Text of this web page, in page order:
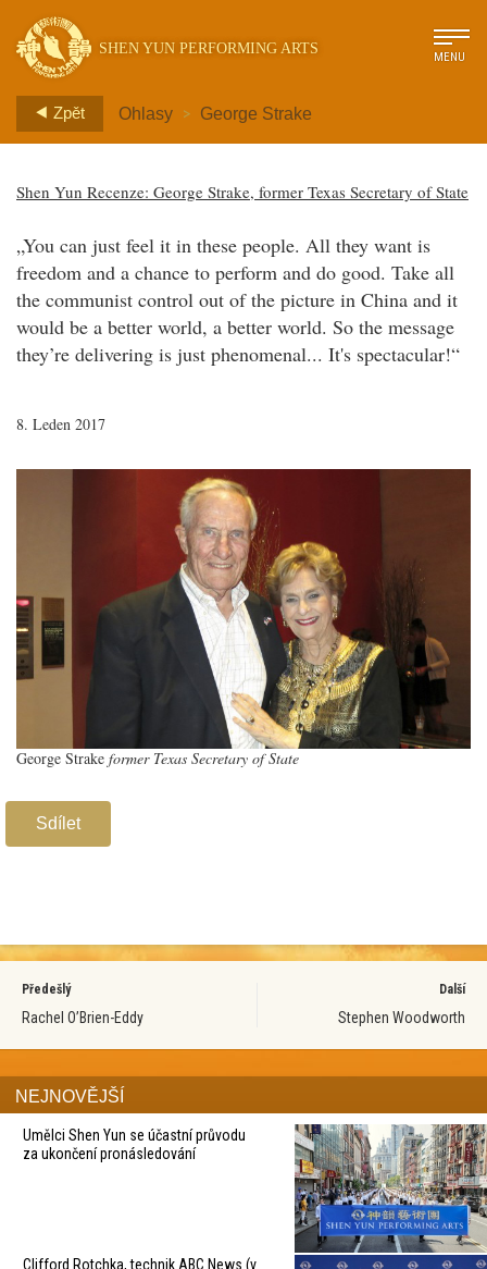
SHEN YUN PERFORMING ARTS
MENU
Zpět Ohlasy > George Strake
Shen Yun Recenze: George Strake, former Texas Secretary of State
„You can just feel it in these people. All they want is
freedom and a chance to perform and do good. Take all
the communist control out of the picture in China and it
would be a better world, a better world. So the message
they’re delivering is just phenomenal... It's spectacular!“
8. Leden 2017
George Strake former Texas Secretary of State
Sdílet
Předešlý
Rachel O’Brien-Eddy
Další
Stephen Woodworth
NEJNOVĚJŠÍ
Umělci Shen Yun se účastní průvodu
za ukončení pronásledování
Clifford Rotchka, technik ABC News (v